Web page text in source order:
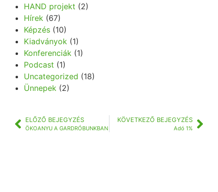
HAND projekt (2)
Hírek (67)
Képzés(10)
Kiadványok (1)
Konferenciák (1)
Podcast (1)
Uncategorized (18)
Ünnepek (2)
ELŐZŐ BEJEGYZÉS
ÖKOANYU A GARDRÓBUNKBAN
KÖVETKEZŐ BEJEGYZÉS
Adó 1%